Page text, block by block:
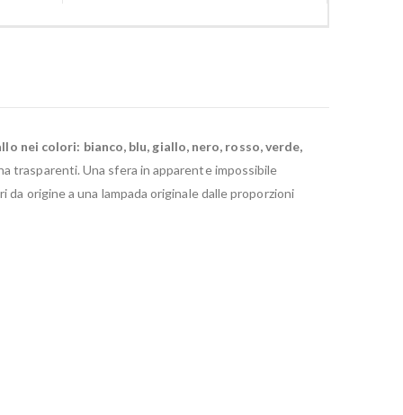
nei colori: bianco, blu, giallo, nero, rosso, verde,
trasparenti. Una sfera in apparente impossibile
origine a una lampada originale dalle proporzioni